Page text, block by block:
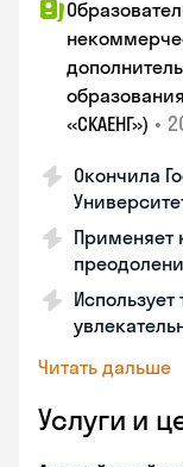
«СКАЕНГ») •
Окончила
Применяет
Читать дальше
Услуги и